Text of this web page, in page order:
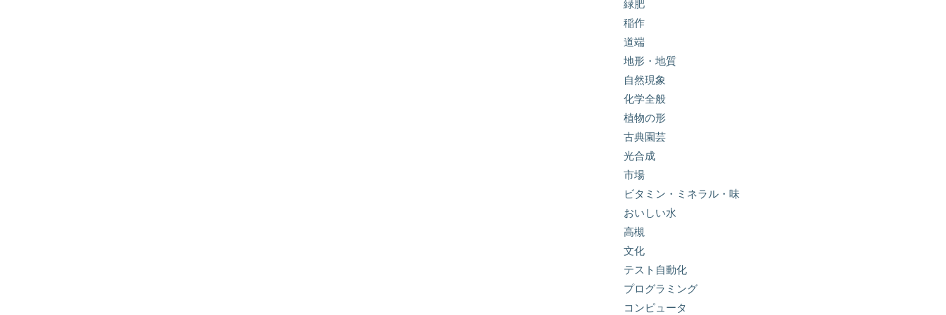
緑肥
稲作
道端
地形・地質
自然現象
化学全般
植物の形
古典園芸
光合成
市場
ビタミン・ミネラル・味
おいしい水
高槻
文化
テスト自動化
プログラミング
コンピュータ